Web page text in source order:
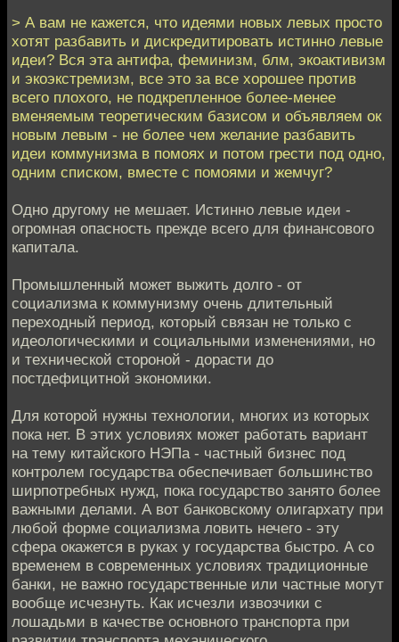
> А вам не кажется, что идеями новых левых просто
хотят разбавить и дискредитировать истинно левые
идеи? Вся эта антифа, феминизм, блм, экоактивизм
и экоэкстремизм, все это за все хорошее против
всего плохого, не подкрепленное более-менее
вменяемым теоретическим базисом и объявляем ок
новым левым - не более чем желание разбавить
идеи коммунизма в помоях и потом грести под одно,
одним списком, вместе с помоями и жемчуг?
Одно другому не мешает. Истинно левые идеи -
огромная опасность прежде всего для финансового
капитала.
Промышленный может выжить долго - от
социализма к коммунизму очень длительный
переходный период, который связан не только с
идеологическими и социальными изменениями, но
и технической стороной - дорасти до
постдефицитной экономики.
Для которой нужны технологии, многих из которых
пока нет. В этих условиях может работать вариант
на тему китайского НЭПа - частный бизнес под
контролем государства обеспечивает большинство
ширпотребных нужд, пока государство занято более
важными делами. А вот банковскому олигархату при
любой форме социализма ловить нечего - эту
сфера окажется в руках у государства быстро. А со
временем в современных условиях традиционные
банки, не важно государственные или частные могут
вообще исчезнуть. Как исчезли извозчики с
лошадьми в качестве основного транспорта при